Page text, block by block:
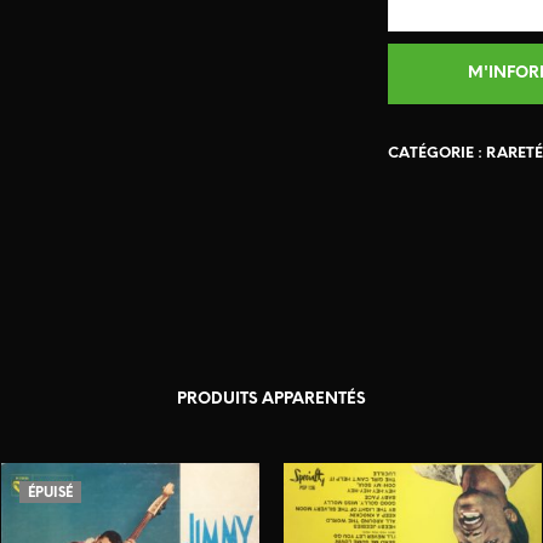
CATÉGORIE :
PRODUITS APPARENTÉS
ÉPUISÉ